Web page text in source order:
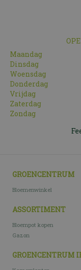
Maandag
Dinsdag
Woensdag
Donderdag
Vrijdag
Zaterdag
Zondag
GROENCENTRUM
Bloemenwinkel
ASSORTIMENT
Bloempot kopen
Gazon
GROENCENTRUM